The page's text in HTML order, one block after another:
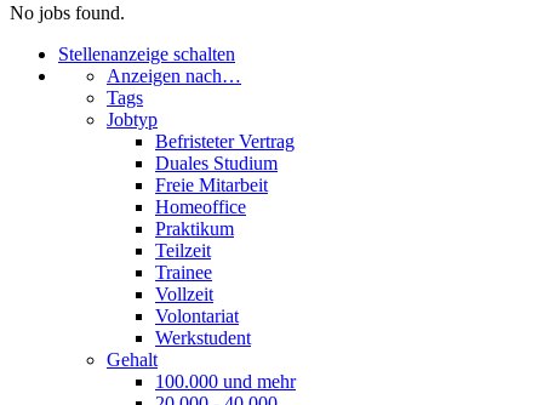
No jobs found.
Stellenanzeige schalten
Anzeigen nach…
Tags
Jobtyp
Befristeter Vertrag
Duales Studium
Freie Mitarbeit
Homeoffice
Praktikum
Teilzeit
Trainee
Vollzeit
Volontariat
Werkstudent
Gehalt
100.000 und mehr